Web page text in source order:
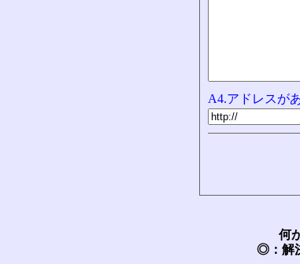
A4.アドレスが
何
◎：解